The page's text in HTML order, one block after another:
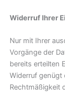
Widerruf Ihrer
Nur mit Ihrer
Vorgänge der
bereits erteilten
Widerruf genügt
Rechtmäßigkeit